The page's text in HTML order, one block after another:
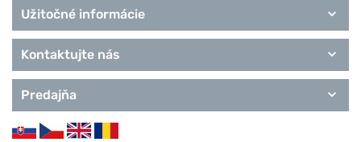
Užitočné informácie
Kontaktujte nás
Predajňa